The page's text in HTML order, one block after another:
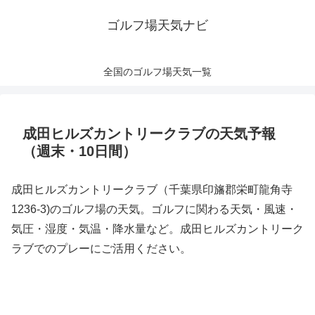
ゴルフ場天気ナビ
全国のゴルフ場天気一覧
成田ヒルズカントリークラブの天気予報
（週末・10日間）
成田ヒルズカントリークラブ（千葉県印旛郡栄町龍角寺
1236-3)のゴルフ場の天気。ゴルフに関わる天気・風速・
気圧・湿度・気温・降水量など。成田ヒルズカントリーク
ラブでのプレーにご活用ください。